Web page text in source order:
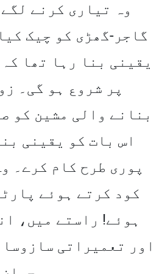
وہ تیاری کرنے
گاجر-گھڑی کو چیک
یقینی بنا رہا تھا
پر شروع ہو گی۔
بنانے والی مشین کو
اس بات کو یقینی
پوری طرح کام کرے۔
کود کرتے ہوئے
ہوئے! راستے میں،
اور تعمیراتی